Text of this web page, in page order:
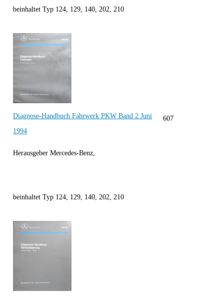
beinhaltet Typ 124, 129, 140, 202, 210
Diagnose-Handbuch Fahrwerk PKW Band 2 Juni
1994
Herausgeber Mercedes-Benz,
beinhaltet Typ 124, 129, 140, 202, 210
607